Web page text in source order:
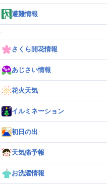
避難情報
さくら開花情報
あじさい情報
花火天気
イルミネーション
初日の出
天気痛予報
お洗濯情報